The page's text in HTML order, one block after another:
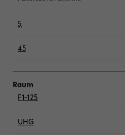
5
45
F1-125
UHG